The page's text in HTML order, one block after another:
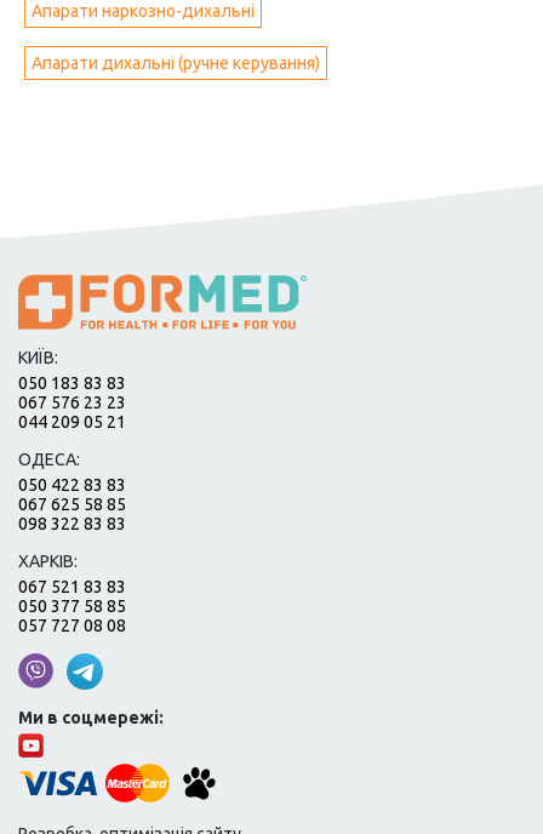
Апарати наркозно-дихальні
Апарати дихальні (ручне керування)
КИЇВ:
050 183 83 83
067 576 23 23
044 209 05 21
ОДЕСА:
050 422 83 83
067 625 58 85
098 322 83 83
ХАРКІВ:
067 521 83 83
050 377 58 85
057 727 08 08
Ми в соцмережі: